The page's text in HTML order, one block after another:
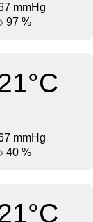
mmHg
97 %
mmHg
40 %